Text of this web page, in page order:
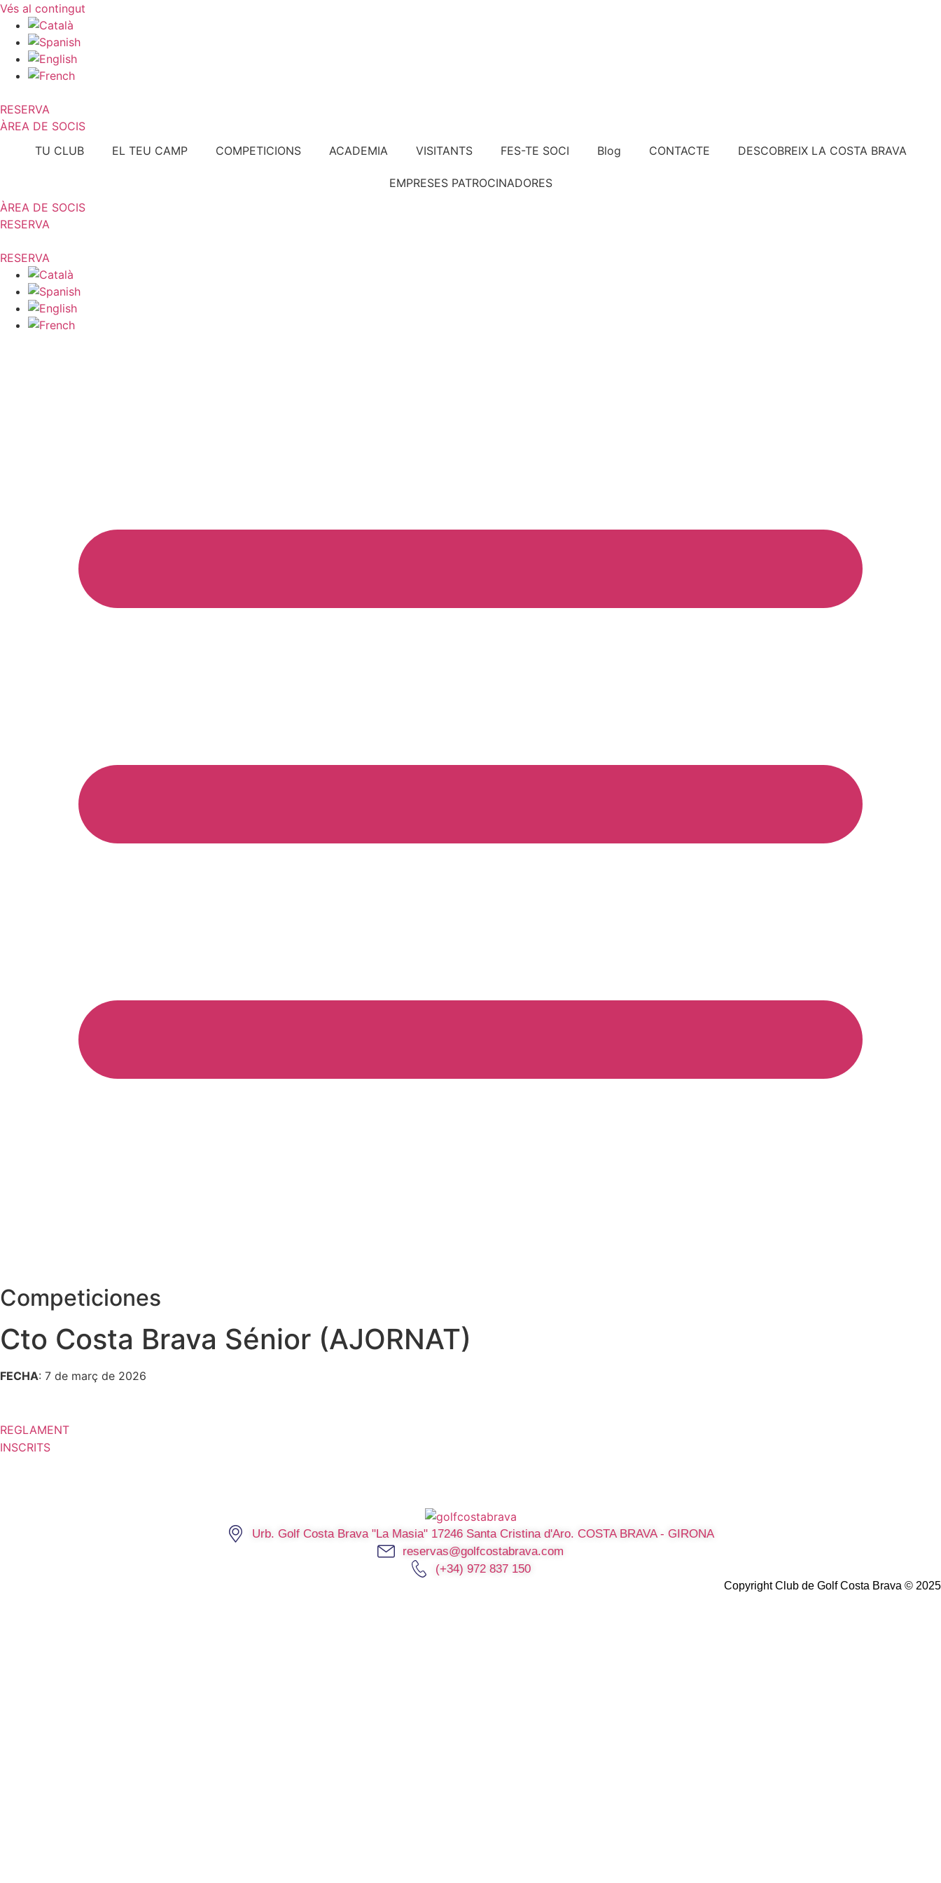
Vés al contingut
RESERVA
ÀREA DE SOCIS
TU CLUB
EL TEU CAMP COMPETICIONS ACADEMIA VISITANTS FES-TE SOCI Blog CONTACTE DESCOBREIX LA COSTA BRAVA
EMPRESES PATROCINADORES
ÀREA DE SOCIS
RESERVA
RESERVA
Competiciones
Cto Costa Brava Sénior (AJORNAT)
FECHA: 7 de març de 2026
REGLAMENT
INSCRITS
Urb. Golf Costa Brava "La Masia" 17246 Santa Cristina d'Aro. COSTA BRAVA - GIRONA
reservas@golfcostabrava.com
(+34) 972 837 150
Copyright Club de Golf Costa Brava © 2025